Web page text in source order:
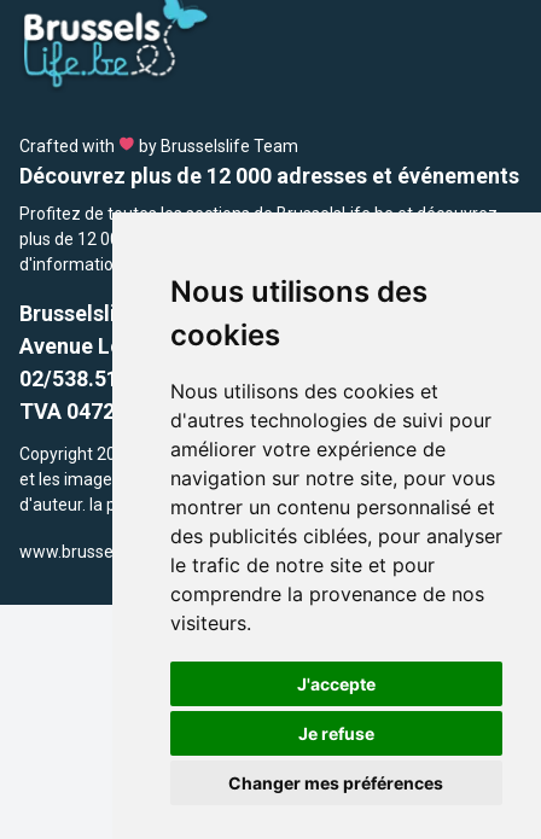
Nous utilisons des
cookies
Nous utilisons des cookies et
d'autres technologies de suivi pour
améliorer votre expérience de
navigation sur notre site, pour vous
montrer un contenu personnalisé et
des publicités ciblées, pour analyser
le trafic de notre site et pour
comprendre la provenance de nos
visiteurs.
J'accepte
Je refuse
Changer mes préférences
Crafted with by Brusselslife Team
Découvrez plus de 12 000 adresses et événements
Profitez de toutes les sections de BrusselsLife.be et découvrez
plus de 12 000 adresses et un grand choix d'événements,
d'informations et de conseils et astuces de notre écriture.
Brusselslife.be
Avenue Louise, 500 -1050 Ixelles, Brussels,
02/538.51.49.
TVA 0472.281.221
Copyright 2026 © Brusselslife.be Tous droits réservés. Le contenu
et les images utilisés sur ce site sont protégés par le droit
d'auteur. la propriétaires respectifs.
www.brusselsLife.be / info@brusselslife.be